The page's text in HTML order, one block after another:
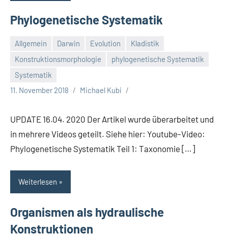
Phylogenetische Systematik
Allgemein Darwin Evolution
Kladistik
Konstruktionsmorphologie
phylogenetische Systematik
Systematik
11. November 2018
Michael Kubi
UPDATE 16.04. 2020 Der Artikel wurde überarbeitet und
in mehrere Videos geteilt. Siehe hier: Youtube-Video:
Phylogenetische Systematik Teil 1: Taxonomie […]
Weiterlesen
Organismen als hydraulische
Konstruktionen